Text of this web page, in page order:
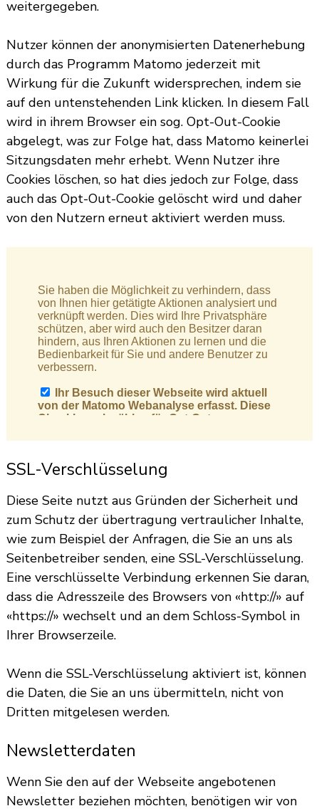
weitergegeben.
Nutzer können der anonymisierten Datenerhebung
durch das Programm Matomo jederzeit mit
Wirkung für die Zukunft widersprechen, indem sie
auf den untenstehenden Link klicken. In diesem Fall
wird in ihrem Browser ein sog. Opt-Out-Cookie
abgelegt, was zur Folge hat, dass Matomo keinerlei
Sitzungsdaten mehr erhebt. Wenn Nutzer ihre
Cookies löschen, so hat dies jedoch zur Folge, dass
auch das Opt-Out-Cookie gelöscht wird und daher
von den Nutzern erneut aktiviert werden muss.
SSL-Verschlüsselung
Diese Seite nutzt aus Gründen der Sicherheit und
zum Schutz der übertragung vertraulicher Inhalte,
wie zum Beispiel der Anfragen, die Sie an uns als
Seitenbetreiber senden, eine SSL-Verschlüsselung.
Eine verschlüsselte Verbindung erkennen Sie daran,
dass die Adresszeile des Browsers von «http://» auf
«https://» wechselt und an dem Schloss-Symbol in
Ihrer Browserzeile.
Wenn die SSL-Verschlüsselung aktiviert ist, können
die Daten, die Sie an uns übermitteln, nicht von
Dritten mitgelesen werden.
Newsletterdaten
Wenn Sie den auf der Webseite angebotenen
Newsletter beziehen möchten, benötigen wir von